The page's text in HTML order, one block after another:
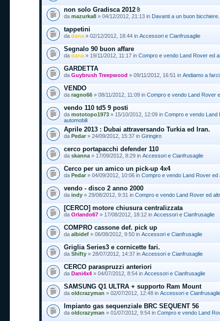
non solo Gradisca 2012
da mazurka8 » 04/12/2012, 21:13 in Davanti a un buon
tappetini
da dana » 02/12/2012, 18:44 in Accessori e Cianfrusaglie
Segnalo 90 buon affare
da dana » 19/11/2012, 11:17 in Compro e vendo Land Rover ed
GARDETTA
da Guybrush Treepwood » 09/11/2012, 16:51 in Andiamo a
VENDO
da ragno66 » 08/11/2012, 11:09 in Compro e vendo Land Rover
vendo 110 td5 9 posti
da mototopo1973 » 15/10/2012, 12:09 in Compro e vendo Land
automobili
Aprile 2013 : Dubai attraversando Turkia ed Iran.
da Pedar » 24/09/2012, 15:37 in Giringiro
cerco portapacchi defender 110
da skanna » 17/09/2012, 8:29 in Accessori e Cianfrusaglie
Cerco per un amico un pick-up 4x4
da Pedar » 04/09/2012, 10:06 in Compro e vendo Land Rover ed
vendo - disco 2 anno 2000
da indy » 29/08/2012, 9:31 in Compro e vendo Land Rover ed
[CERCO] motore chiusura centralizzata
da Orlando67 » 17/08/2012, 18:12 in Accessori e Cianfrusaglie
COMPRO cassone def. pick up
da albidef » 06/08/2012, 9:50 in Accessori e Cianfrusaglie
Griglia Series3 e cornicette fari.
da Shifty » 28/07/2012, 14:37 in Accessori e Cianfrusaglie
CERCO paraspruzzi anteriori
da Dani4x4 » 04/07/2012, 8:54 in Accessori e Cianfrusaglie
SAMSUNG Q1 ULTRA + supporto Ram Mount
da oldcrazyman » 02/07/2012, 12:48 in Accessori e
Impianto gas sequenziale BRC SEQUENT 56
da oldcrazyman » 01/07/2012, 9:54 in Compro e vendo Land